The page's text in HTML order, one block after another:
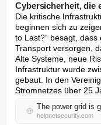
Cybersicherheit, die
Die kritische
beginnen sich zu
to Last?“ besagt,
Transport versorgen,
Alte Systeme, neue
Infrastruktur wurde
gebaut. In den
Stromnetzes über 25
helpnetsecurity.com